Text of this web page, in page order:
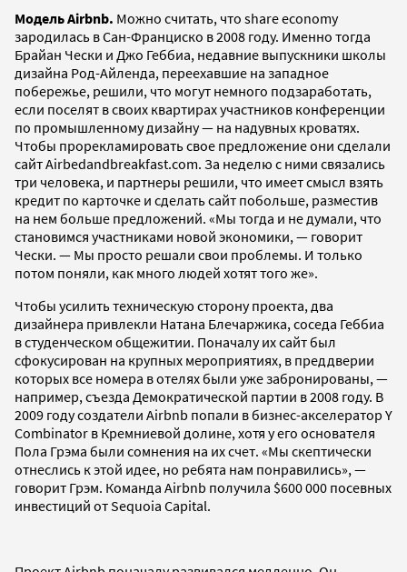
Модель Airbnb. Можно считать, что share economy
зародилась в Сан-Франциско в 2008 году. Именно тогда
Брайан Чески и Джо Геббиа, недавние выпускники школы
дизайна Род-Айленда, переехавшие на западное
побережье, решили, что могут немного подзаработать,
если поселят в своих квартирах участников конференции
по промышленному дизайну — на надувных кроватях.
Чтобы прорекламировать свое предложение они сделали
сайт Airbedandbreakfast.com. За неделю с ними связались
три человека, и партнеры решили, что имеет смысл взять
кредит по карточке и сделать сайт побольше, разместив
на нем больше предложений. «Мы тогда и не думали, что
становимся участниками новой экономики, — говорит
Чески. — Мы просто решали свои проблемы. И только
потом поняли, как много людей хотят того же».
Чтобы усилить техническую сторону проекта, два
дизайнера привлекли Натана Блечаржика, соседа Геббиа
в студенческом общежитии. Поначалу их сайт был
сфокусирован на крупных мероприятиях, в преддверии
которых все номера в отелях были уже забронированы, —
например, съезда Демократической партии в 2008 году. В
2009 году создатели Airbnb попали в бизнес-акселератор Y
Combinator в Кремниевой долине, хотя у его основателя
Пола Грэма были сомнения на их счет. «Мы скептически
отнеслись к этой идее, но ребята нам понравились», —
говорит Грэм. Команда Airbnb получила $600 000 посевных
инвестиций от Sequoia Capital.